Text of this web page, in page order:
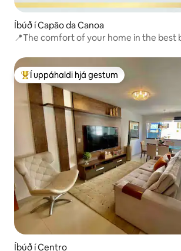
Íbúð í Capão da Canoa
📍The comfort of your home in the best
Í mestu uppáhaldi hjá gestum
Í uppáhaldi hjá gestum
Íbúð í Centro